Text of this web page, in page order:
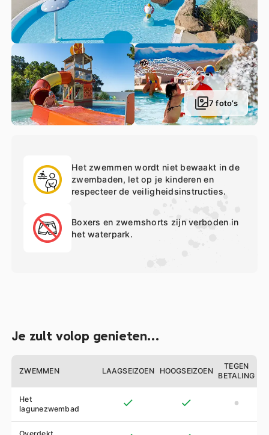
7 foto’s
Het zwemmen wordt niet bewaakt in de
zwembaden, let op je kinderen en
respecteer de veiligheidsinstructies.
Boxers en zwemshorts zijn verboden in
het waterpark.
Je zult volop genieten…
ZWEMMEN LAAGSEIZOEN HOOGSEIZOEN
TEGEN
BETALING
Het
lagunezwembad